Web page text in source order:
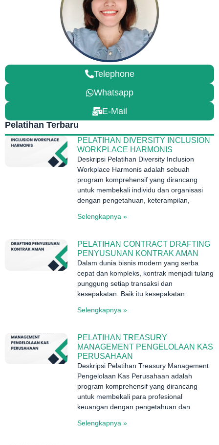
Telephone
Whatsapp
E-Mail
Pelatihan Terbaru
PELATIHAN DIVERSITY INCLUSION
WORKPLACE HARMONIS
Deskripsi Pelatihan Diversity Inclusion
Workplace Harmonis adalah sebuah
program komprehensif yang dirancang
untuk membekali individu dan organisasi
dengan pengetahuan, keterampilan,
Selengkapnya »
PELATIHAN CONTRACT DRAFTING
PENYUSUNAN KONTRAK AMAN
Dalam dunia bisnis modern yang serba
cepat dan kompleks, kontrak menjadi tulang
punggung setiap transaksi dan
kesepakatan. Baik itu kesepakatan
Selengkapnya »
PELATIHAN TREASURY
MANAGEMENT PENGELOLAAN KAS
PERUSAHAAN
Deskripsi Pelatihan Treasury Management
Pengelolaan Kas Perusahaan adalah
program komprehensif yang dirancang
untuk membekali para profesional
keuangan dengan pengetahuan dan
Selengkapnya »